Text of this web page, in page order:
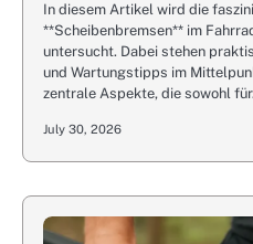
In diesem Artikel wird die
**Scheibenbremsen** im
untersucht. Dabei stehen
und Wartungstipps im
zentrale Aspekte, die sowohl
July 30, 2026